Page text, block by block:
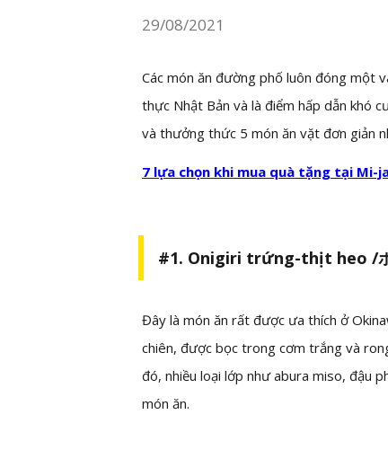
29/08/2021
Các món ăn đường phố luôn đóng một
thực Nhật Bản và là điểm hấp dẫn khó
và thưởng thức 5 món ăn vặt đơn giản
7 lựa chọn khi mua quà tặng tại Mi-
#1. Onigiri trứng-thịt heo /ポ
Đây là món ăn rất được ưa thích ở
chiên, được bọc trong cơm trắng và
đó, nhiều loại lớp như abura miso, đậu
món ăn.